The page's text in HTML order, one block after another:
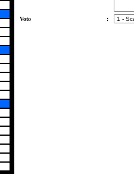
Voto :